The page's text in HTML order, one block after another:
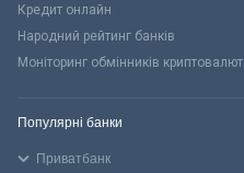
Кредит онлайн
Народний рейтинг банків
Моніторинг обмінників криптовалют
Популярні банки
Приватбанк